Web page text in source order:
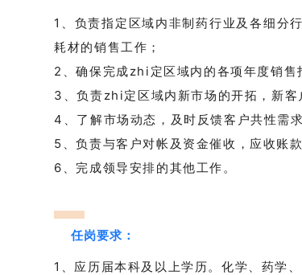
1、负责指定区域内非制药行业及各细分
耗材的销售工作；
2、确保完成zhi定区域内的各项年度销售
3、负责zhi定区域内新市场的开拓，新客
4、了解市场动态，及时反馈客户共性需
5、负责与客户对帐及资金催收，应收账款
6、完成领导安排的其他工作。
任岗要求：
1、应历届本科及以上学历。化学、药学